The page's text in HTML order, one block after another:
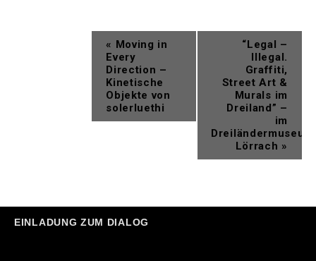
« Moving in
Every
Direction –
Kinetische
Objekte von
solerluethi
“Legal –
Illegal.
Graffiti,
Street Art &
Murals im
Dreiland” –
im
Dreiländermuseum
Lörrach »
EINLADUNG ZUM DIALOG